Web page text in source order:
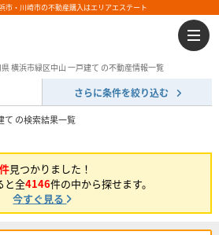
市・川崎市の不動産購入はエリアエステート
横浜市緑区中山 一戸建て の不動産情報一覧
さらに条件を絞り込む
て の検索結果一覧
見つかりました！
と全4146件の中から探せます。
今すぐ見る